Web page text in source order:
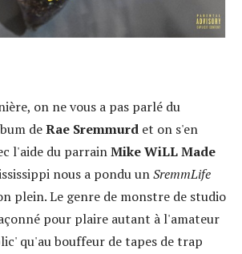
on ne vous a pas parlé du
deRae Sremmurdet on s'en
l'aide du parrainMike WiLL Made
nous a pondu unSremmLife
plein. Le genre de monstre de studio
pour plaire autant à l'amateur
qu'au bouffeur de tapes de trap